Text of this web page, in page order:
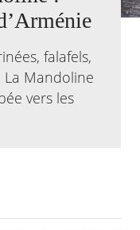
falafels,
La Mandoline
vers les